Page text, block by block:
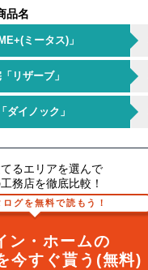
品名
ミータス)」
リザーブ」
ダイノック」
るエリアを選んで
務店を徹底比較！
グを無料で読もう！
ン・ホームの
今すぐ貰う(無料)